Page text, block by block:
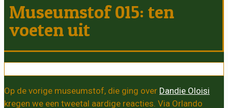
Museumstof 015: ten
voeten uit
Op de vorige museumstof, die ging over Dandie Oloisi
kregen we een tweetal aardige reacties. Via Orlando